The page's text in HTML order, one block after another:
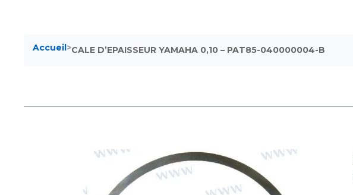
Accueil>CALE D’EPAISSEUR YAMAHA 0,10 – PAT85-040000004-B